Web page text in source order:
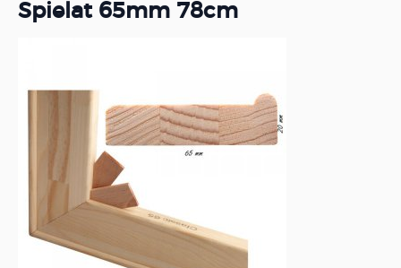
Fotolijsten
Spielatten- Spieramen
Spielat 65mm 78cm